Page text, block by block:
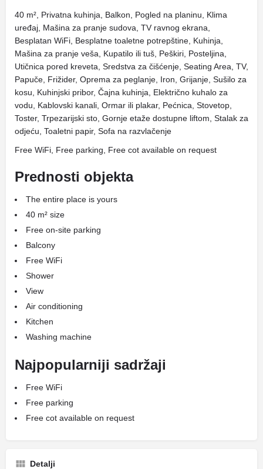
40 m², Privatna kuhinja, Balkon, Pogled na planinu, Klima
uređaj, Mašina za pranje sudova, TV ravnog ekrana,
Besplatan WiFi, Besplatne toaletne potrepštine, Kuhinja,
Mašina za pranje veša, Kupatilo ili tuš, Peškiri, Posteljina,
Utičnica pored kreveta, Sredstva za čišćenje, Seating Area, TV,
Papuče, Frižider, Oprema za peglanje, Iron, Grijanje, Sušilo za
kosu, Kuhinjski pribor, Čajna kuhinja, Električno kuhalo za
vodu, Kablovski kanali, Ormar ili plakar, Pećnica, Stovetop,
Toster, Trpezarijski sto, Gornje etaže dostupne liftom, Stalak za
odjeću, Toaletni papir, Sofa na razvlačenje
Free WiFi, Free parking, Free cot available on request
Prednosti objekta
The entire place is yours
40 m² size
Free on-site parking
Balcony
Free WiFi
Shower
View
Air conditioning
Kitchen
Washing machine
Najpopularniji sadržaji
Free WiFi
Free parking
Free cot available on request
Detalji